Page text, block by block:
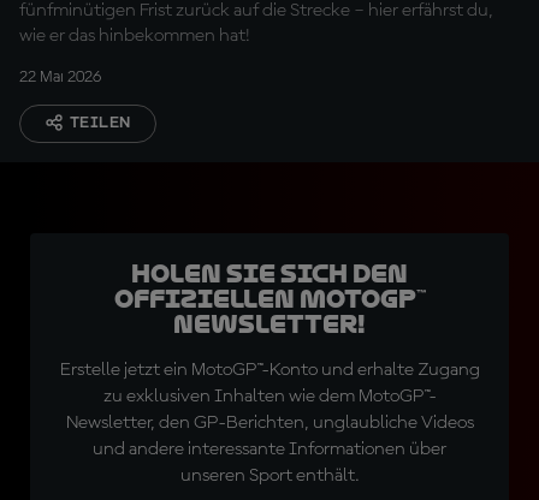
fünfminütigen Frist zurück auf die Strecke – hier erfährst du,
wie er das hinbekommen hat!
22 Mai 2026
TEILEN
Holen Sie sich den
offiziellen MotoGP™
Newsletter!
Erstelle jetzt ein MotoGP™-Konto und erhalte Zugang
zu exklusiven Inhalten wie dem MotoGP™-
Newsletter, den GP-Berichten, unglaubliche Videos
und andere interessante Informationen über
unseren Sport enthält.